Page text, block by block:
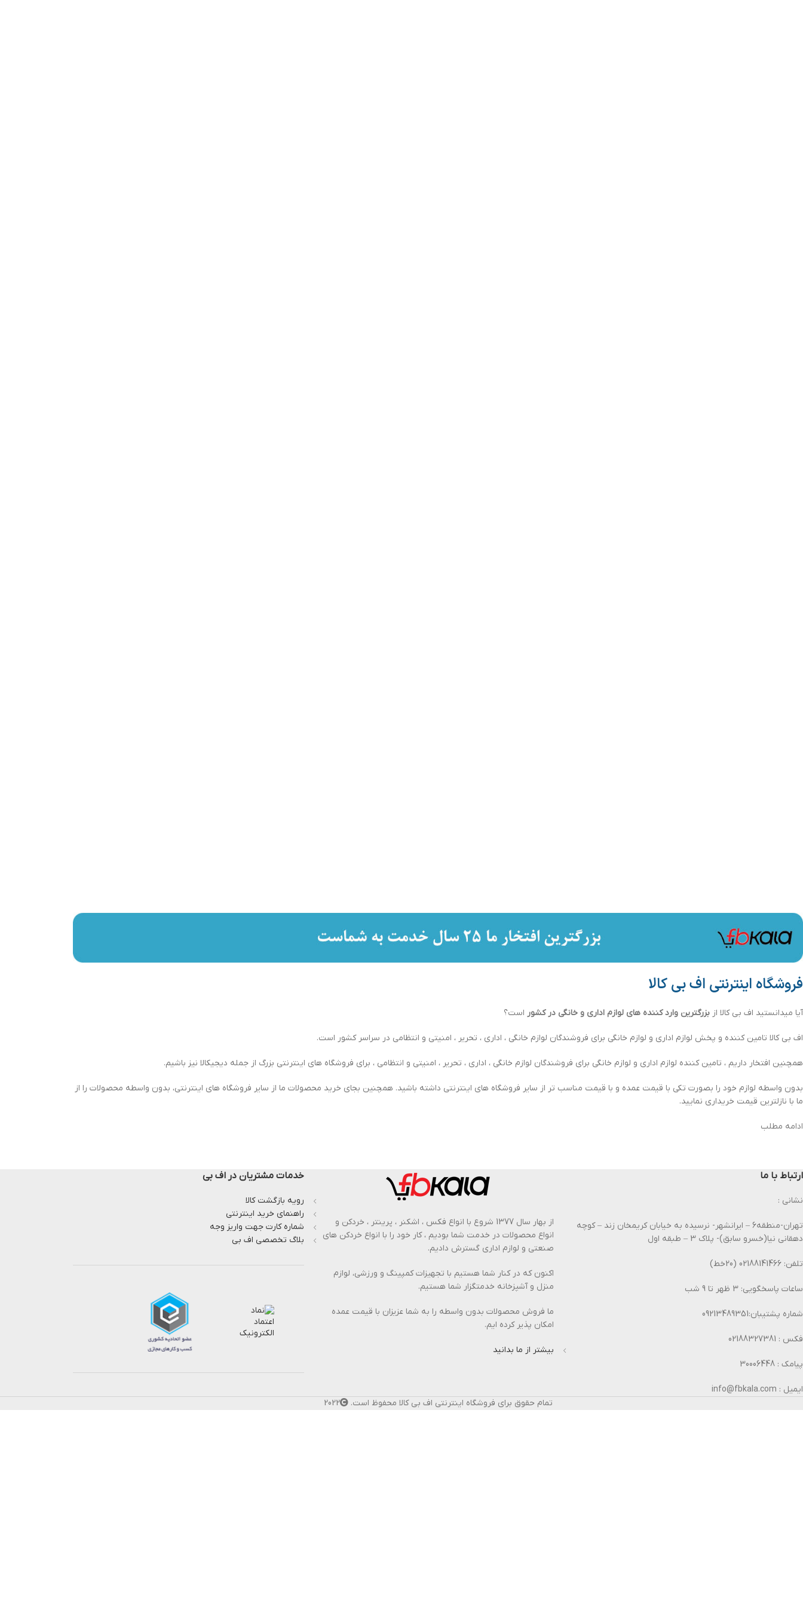
فروشگاه اینترنتی اف بی کالا
آیا میدانستید اف بی کالا از بزرگترین وارد کننده های لوازم اداری و خانگی در کشور است؟
اف بی کالا تامین کننده و پخش لوازم اداری و لوازم خانگی برای فروشندگان لوازم خانگی ، اداری ، تحریر ، امنیتی و انتظامی در سراسر کشور است.
همچنین افتخار داریم ، تامین کننده لوازم اداری و لوازم خانگی برای فروشندگان لوازم خانگی ، اداری ، تحریر ، امنیتی و انتظامی ، برای فروشگاه های اینترنتی بزرگ از جمله دیجیکالا نیز باشیم.
بدون واسطه لوازم خود را بصورت تکی با قیمت عمده و با قیمت مناسب تر از سایر فروشگاه های اینترنتی داشته باشید. همچنین بجای خرید محصولات ما از سایر فروشگاه های اینترنتی، بدون واسطه محصولات را از
ما با نازلترین قیمت خریداری نمایید.
ادامه مطلب
ارتباط با ما
نشانی :
تهران-منطقه6 – ایرانشهر- نرسیده به خیابان کریمخان زند – کوچه
دهقانی نیا(خسرو سابق)- پلاک 3 – طبقه اول
تلفن: 02188141466 (20خط)
ساعات پاسخگویی: 3 ظهر تا 9 شب
شماره پشتیبان:09213489351
فکس : 02188327381
پیامک : 30006448
ایمیل : info@fbkala.com
از بهار سال 1377 شروع با انواع فکس ، اشکنر ، پرینتر ، خردکن و
انواع محصولات در خدمت شما بودیم ، کار خود را با انواع خردکن های
صنعتی و لوازم اداری گسترش دادیم.
اکنون که در کنار شما هستیم با تجهیزات کمپینگ و ورزشی، لوازم
منزل و آشپزخانه خدمتگزار شما هستیم.
ما فروش محصولات بدون واسطه را به شما عزیزان با قیمت عمده
امکان پذیر کرده ایم.
بیشتر از ما بدانید
خدمات مشتریان در اف بی
رویه بازگشت کالا
راهنمای خرید اینترنتی
شماره کارت جهت واریز وجه
بلاگ تخصصی اف بی
تمام حقوق برای فروشگاه اینترنتی اف بی کالا محفوظ است. 2022